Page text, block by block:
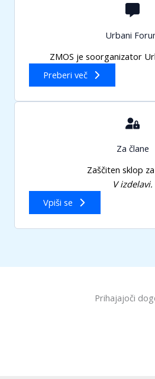
Urbani
ZMOS je soorganizator
Preberi več
Za člane
Zaščiten sklop
V izdelavi.
Vpiši se
Prihajajoči